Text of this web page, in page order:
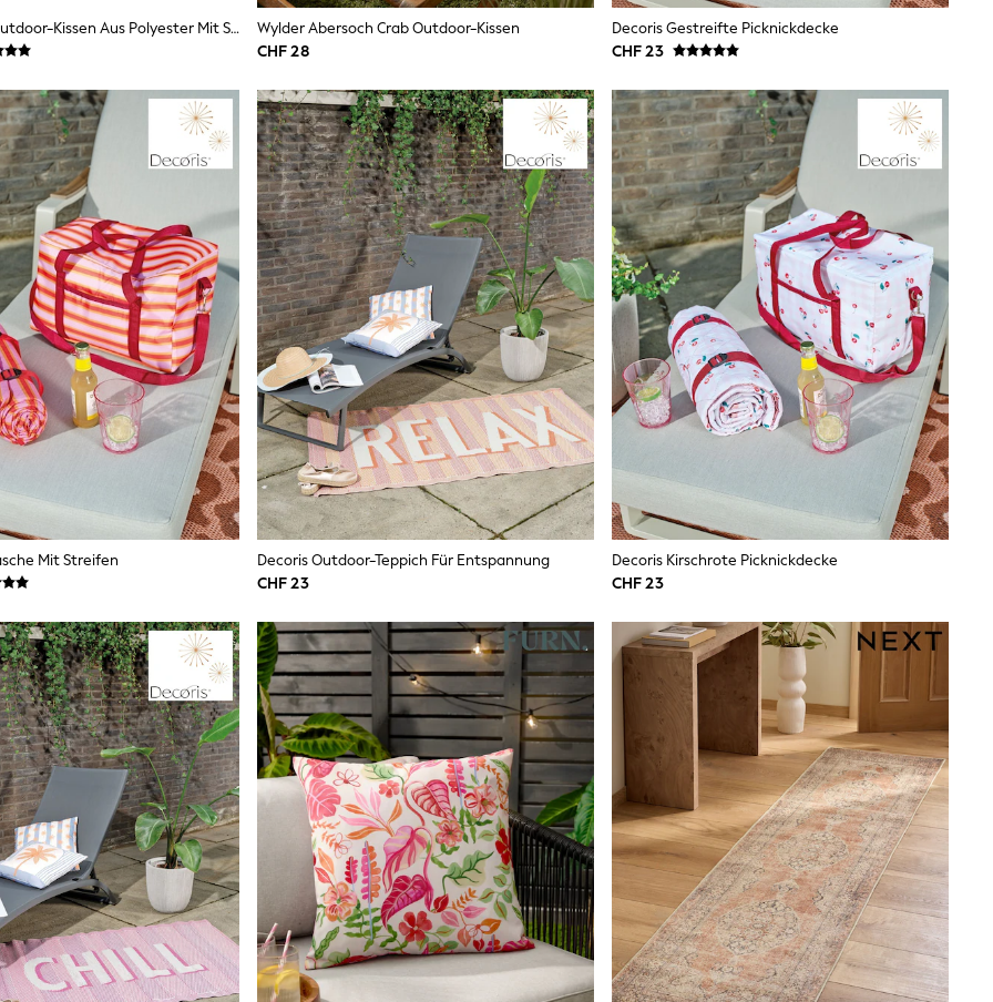
Furn Brunch Outdoor-Kissen Aus Polyester Mit Streifen
Wylder Abersoch Crab Outdoor-Kissen
CHF 28
Decoris Gestreifte Picknickdecke
CHF 23
Mit Streifen
Decoris Outdoor-Teppich Für Entspannung
CHF 23
Decoris Kirschrote Picknickdecke
CHF 23